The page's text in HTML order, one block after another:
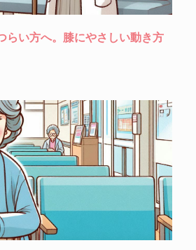
らい方へ。膝にやさしい動き方